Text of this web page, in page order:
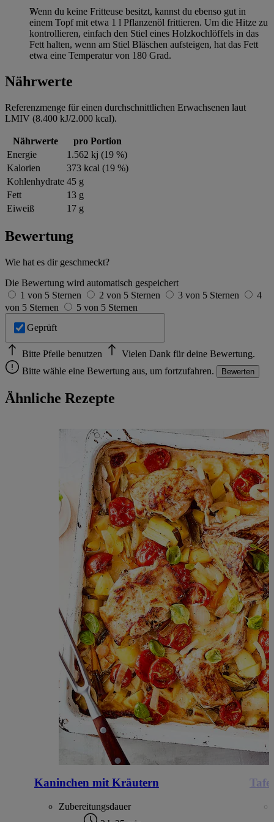
Wenn du keine Fritteuse besitzt, kannst du ebenso gut in
einem Topf mit etwa 1 l Pflanzenöl frittieren. Um die Hitze zu
kontrollieren, einfach den Stiel eines Holzkochlöffels in das
Fett halten, wenn am Stiel Bläschen aufsteigen, hat das Fett
etwa eine Temperatur von 180 Grad.
Nährwerte
Referenzmenge für einen durchschnittlichen Erwachsenen laut
LMIV (8.400 kJ/2.000 kcal).
Nährwerte
pro Portion
Energie
1.562 kj (19 %)
Kalorien
373 kcal (19 %)
Kohlenhydrate 45 g
Fett
13 g
Eiweiß
17 g
Bewertung
Wie hat es dir geschmeckt?
Die Bewertung wird automatisch gespeichert
1 von 5 Sternen
2 von 5 Sternen 3 von 5 Sternen
4
von 5 Sternen
5 von 5 Sternen
Geprüft
Bitte Pfeile benutzen
Vielen Dank für deine Bewertung.
Bitte wähle eine Bewertung aus, um fortzufahren.
Bewerten
Ähnliche Rezepte
Kaninchen mit Kräutern
Zubereitungsdauer